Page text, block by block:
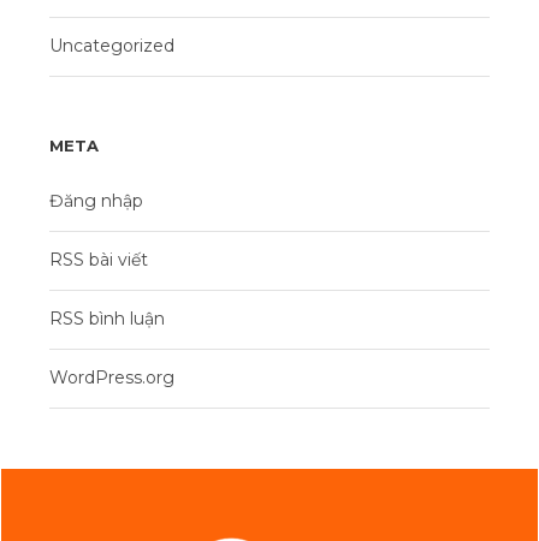
Uncategorized
META
Đăng nhập
RSS bài viết
RSS bình luận
WordPress.org